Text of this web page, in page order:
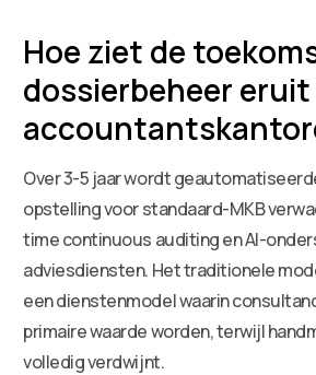
Hoe ziet de
dossierbeheer
Over 3-5 jaar wordt
opstelling voor standaard-MKB
time continuous auditing en AI-
adviesdiensten. Het traditionele
een dienstenmodel waarin
primaire waarde worden, terwijl
volledig verdwijnt.